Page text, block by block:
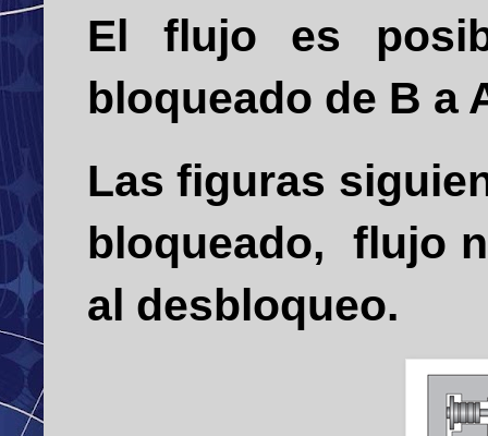
El flujo es
bloqueado de B a
Las figuras
bloqueado, flujo
al desbloqueo.